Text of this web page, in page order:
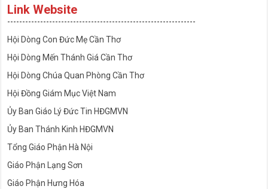
Link Website
---------------------------------------------------------------
Hội Dòng Con Đức Mẹ Cần Thơ
Hội Dòng Mến Thánh Giá Cần Thơ
Hội Dòng Chúa Quan Phòng Cần Thơ
Hội Đồng Giám Mục Việt Nam
Ủy Ban Giáo Lý Đức Tin HĐGMVN
Ủy Ban Thánh Kinh HĐGMVN
Tổng Giáo Phận Hà Nội
Giáo Phận Lạng Sơn
Giáo Phận Hưng Hóa